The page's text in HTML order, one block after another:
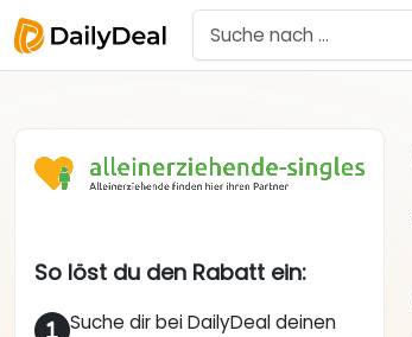
So löst du den Rabatt ein:
Suche dir bei DailyDeal deinen